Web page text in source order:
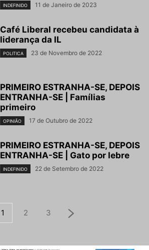
INDEFINIDO 11 de Janeiro de 2023
Café Liberal recebeu candidata à
liderança da IL
POLITICA 23 de Novembro de 2022
PRIMEIRO ESTRANHA-SE, DEPOIS
ENTRANHA-SE | Famílias
primeiro
OPINIÃO 17 de Outubro de 2022
PRIMEIRO ESTRANHA-SE, DEPOIS
ENTRANHA-SE | Gato por lebre
INDEFINIDO 22 de Setembro de 2022
1 2 3